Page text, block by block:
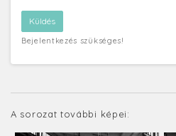
Bejelentkezés szükséges!
A sorozat további képei: